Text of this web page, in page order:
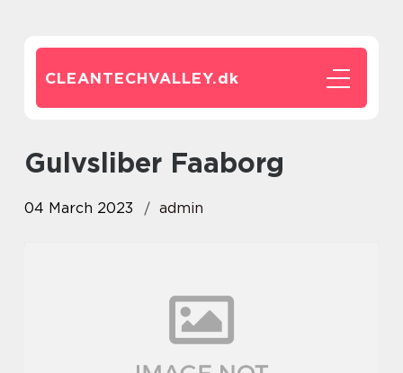
CLEANTECHVALLEY.dk
Gulvsliber Faaborg
04 March 2023 admin